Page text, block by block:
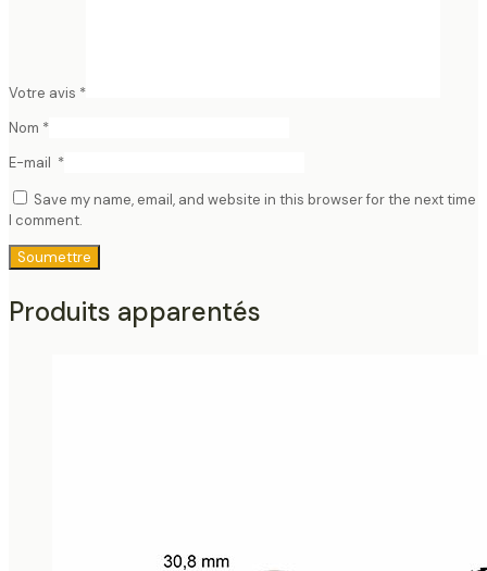
Votre avis *
Nom *
E-mail *
Save my name, email, and website in this browser for the next time
I comment.
Produits apparentés